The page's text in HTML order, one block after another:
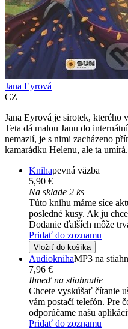
Jana Eyrová
CZ
Jana Eyrová je sirotek, kterého
Teta dá malou Janu do
nemazlí, je s nimi zacházeno
kamarádku Helenu, ale ta umírá.
Knihapevná väzba
5,90 €
Na sklade 2 ks
Túto knihu máme síce
posledné kusy. Ak ju
Dodanie ďalších môže
Pridať do zoznamu
Vložiť do košíka
AudioknihaMP3 na
7,96 €
Ihneď na stiahnutie
Chcete vyskúšať čítanie
vám postačí telefón. Pre
odporúčame našu
Pridať do zoznamu